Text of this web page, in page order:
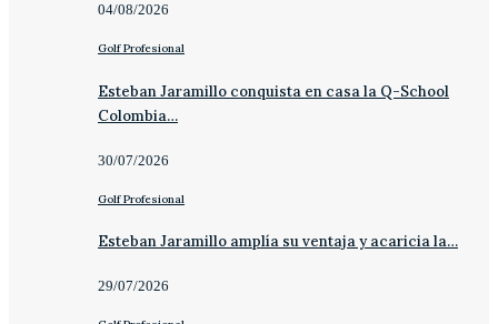
04/08/2026
Golf Profesional
Esteban Jaramillo conquista en casa la Q-School
Colombia…
30/07/2026
Golf Profesional
Esteban Jaramillo amplía su ventaja y acaricia la…
29/07/2026